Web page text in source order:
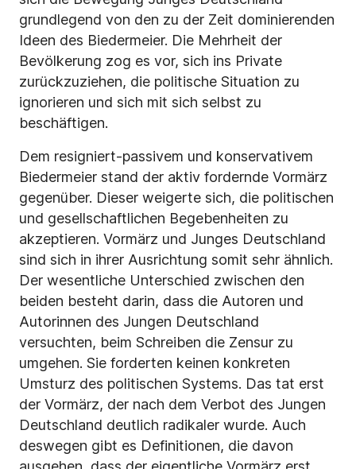
grundlegend von den zu der Zeit dominierenden
Ideen des Biedermeier. Die Mehrheit der
Bevölkerung zog es vor, sich ins Private
zurückzuziehen, die politische Situation zu
ignorieren und sich mit sich selbst zu
beschäftigen.
Dem resigniert-passivem und konservativem
Biedermeier stand der aktiv fordernde Vormärz
gegenüber. Dieser weigerte sich, die politischen
und gesellschaftlichen Begebenheiten zu
akzeptieren. Vormärz und Junges Deutschland
sind sich in ihrer Ausrichtung somit sehr ähnlich.
Der wesentliche Unterschied zwischen den
beiden besteht darin, dass die Autoren und
Autorinnen des Jungen Deutschland
versuchten, beim Schreiben die Zensur zu
umgehen. Sie forderten keinen konkreten
Umsturz des politischen Systems. Das tat erst
der Vormärz, der nach dem Verbot des Jungen
Deutschland deutlich radikaler wurde. Auch
deswegen gibt es Definitionen, die davon